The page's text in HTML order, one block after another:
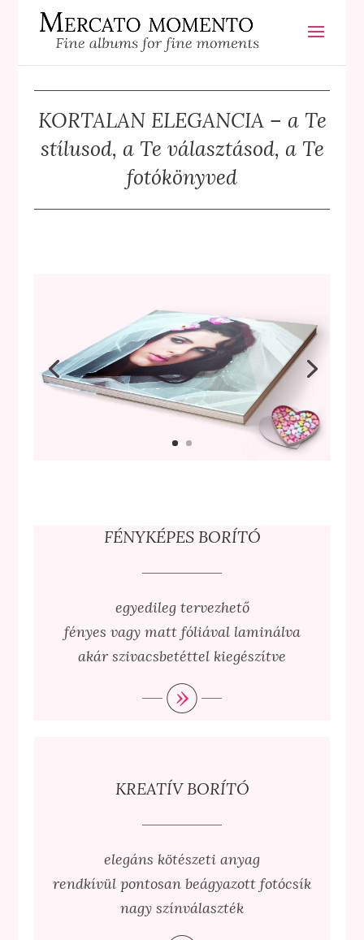
KORTALAN ELEGANCIA – a Te
stílusod, a Te választásod, a Te
fotókönyved
FÉNYKÉPES BORÍTÓ
egyedileg tervezhető
fényes vagy matt fóliával laminálva
akár szivacsbetéttel kiegészítve
KREATÍV BORÍTÓ
elegáns kötészeti anyag
rendkívül pontosan beágyazott fotócsík
nagy színválaszték